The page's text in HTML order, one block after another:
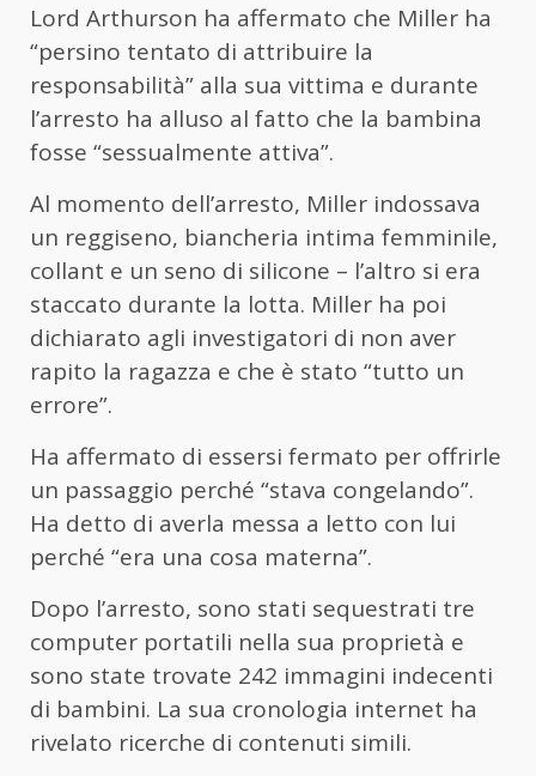
Lord Arthurson ha affermato che Miller ha
“persino tentato di attribuire la
responsabilità” alla sua vittima e durante
l’arresto ha alluso al fatto che la bambina
fosse “sessualmente attiva”.
Al momento dell’arresto, Miller indossava
un reggiseno, biancheria intima femminile,
collant e un seno di silicone – l’altro si era
staccato durante la lotta. Miller ha poi
dichiarato agli investigatori di non aver
rapito la ragazza e che è stato “tutto un
errore”.
Ha affermato di essersi fermato per offrirle
un passaggio perché “stava congelando”.
Ha detto di averla messa a letto con lui
perché “era una cosa materna”.
Dopo l’arresto, sono stati sequestrati tre
computer portatili nella sua proprietà e
sono state trovate 242 immagini indecenti
di bambini. La sua cronologia internet ha
rivelato ricerche di contenuti simili.